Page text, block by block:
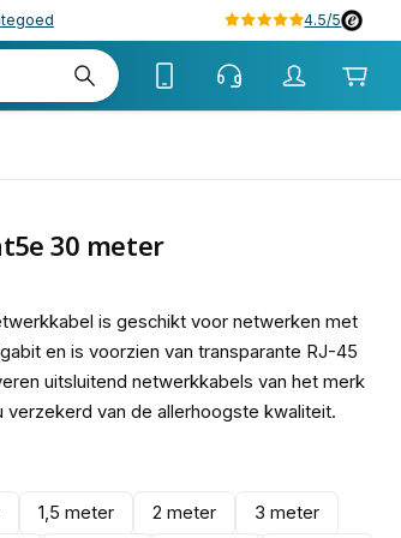
4.5/5
30 meter
is geschikt voor netwerken met
en is voorzien van transparante RJ-45
uitsluitend netwerkkabels van het merk
verzekerd van de allerhoogste kwaliteit.
1,5 meter 2 meter
3 meter